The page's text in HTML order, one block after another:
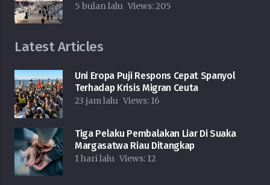
5 bulan lalu Views:205
Latest Articles
Uni Eropa Puji Respons Cepat Spanyol
Terhadap Krisis Migran Ceuta
23 jam lalu Views: 16
Tiga Pelaku Pembalakan Liar Di Suaka
Margasatwa Riau Ditangkap
1 hari lalu Views: 12